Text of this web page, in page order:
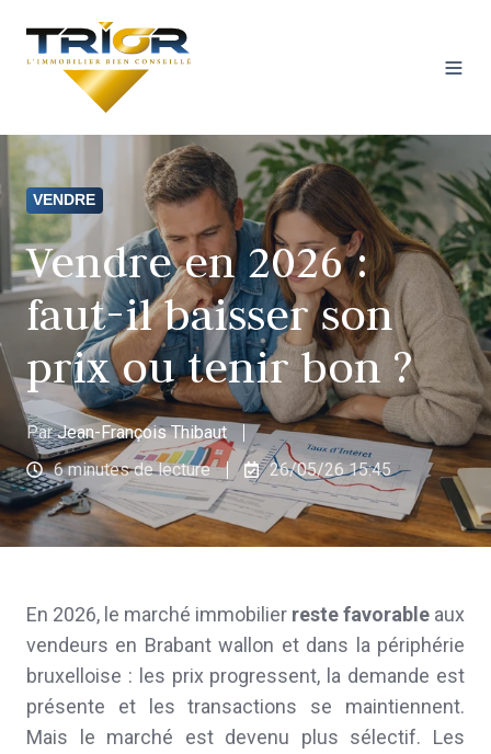
VENDRE
Vendre en 2026 :
faut-il baisser son
prix ou tenir bon ?
ParJean-François Thibaut
6 minutes de lecture
26/05/26 15:45
En 2026, le marché immobilier reste favorable aux
vendeurs en Brabant wallon et dans la périphérie
bruxelloise : les prix progressent, la demande est
présente et les transactions se maintiennent.
Mais le marché est devenu plus sélectif. Les